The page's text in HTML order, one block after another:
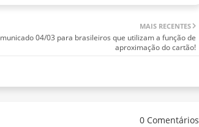
MAIS RECENTES
04/03 para brasileiros que utilizam a função de
aproximação do cartão!
0 Comentários